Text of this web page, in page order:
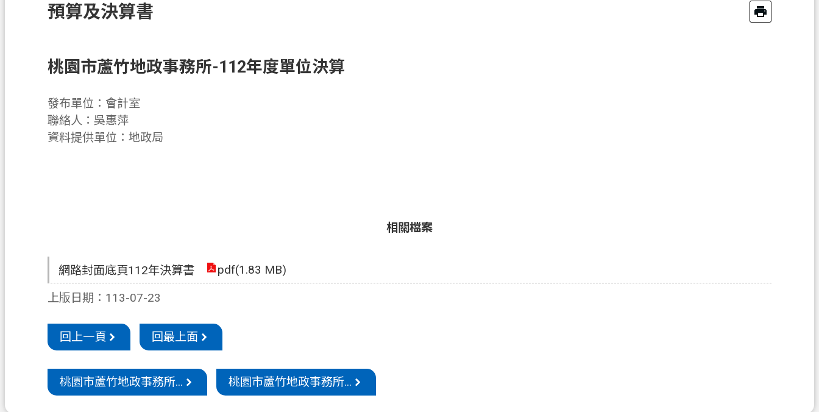
預算及決算書
桃園市蘆竹地政事務所-112年度單位決算
發布單位：會計室
聯絡人：吳惠萍
資料提供單位：地政局
相關檔案
網路封面底頁112年決算書
pdf(1.83 MB)
上版日期：113-07-23
回上一頁 回最上面
桃園市蘆竹地政事務所... 桃園市蘆竹地政事務所...